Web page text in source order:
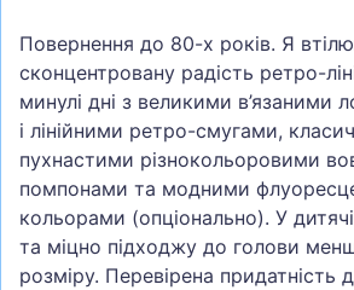
Повернення до 80-х років. Я
сконцентровану радість ретро-
минулі дні з великими в’язаними
і лінійними ретро-смугами,
пухнастими різнокольоровими
помпонами та модними
кольорами (опціонально). У
та міцно підходжу до голови
розміру. Перевірена придатність